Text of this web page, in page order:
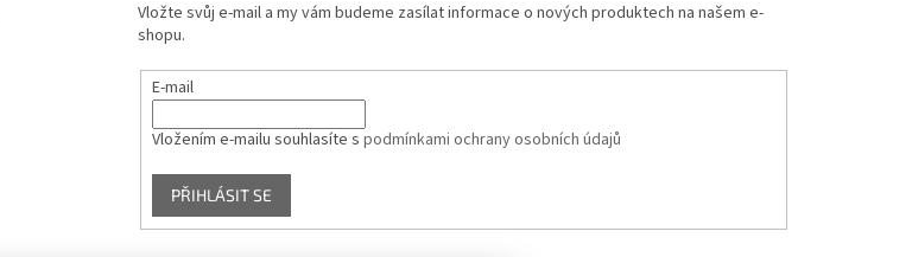
Vložte svůj e-mail a my vám budeme zasílat informace o nových produktech na našem e-
shopu.
E-mail
Vložením e-mailu souhlasíte s podmínkami ochrany osobních údajů
PŘIHLÁSIT SE